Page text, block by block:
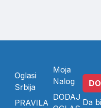
Oglasi
Srbija
PRAVILA
Moja
Nalog
DODAJ
Da